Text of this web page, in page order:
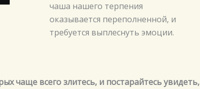
чаша нашего терпения
оказывается переполненной, и
требуется выплеснуть эмоции.
чаще всего злитесь, и постарайтесь увидеть,